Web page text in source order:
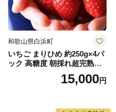
和歌山県白浜町
いちご まりひめ 約250g×4パ
ック 高糖度 朝採れ超完熟ま
りひめ 1月以降発送分
15,000円